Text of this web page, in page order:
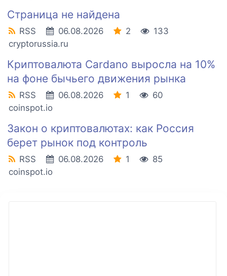
Страница не найдена
RSS 06.08.2026 2
133
cryptorussia.ru
Криптовалюта Cardano выросла на 10%
на фоне бычьего движения рынка
RSS 06.08.2026 1
60
coinspot.io
Закон о криптовалютах: как Россия
берет рынок под контроль
RSS 06.08.2026 1
85
coinspot.io